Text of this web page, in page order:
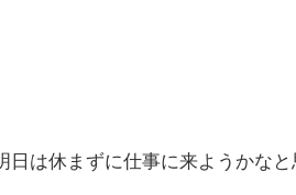
日は休まずに仕事に来ようかなと